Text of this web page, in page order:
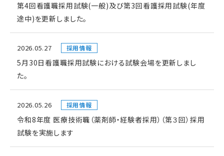
第4回看護職採用試験(一般)及び第3回看護採用試験(年度
途中)を更新しました。
2026.05.27 採用情報
5月30日看護職採用試験における試験会場を更新しまし
た。
2026.05.26 採用情報
令和8年度 医療技術職（薬剤師・経験者採用）（第３回）採用
試験を実施します